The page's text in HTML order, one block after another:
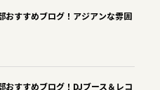
おすすめブログ！アジアンな雰囲
おすすめブログ！DJブース＆レコ